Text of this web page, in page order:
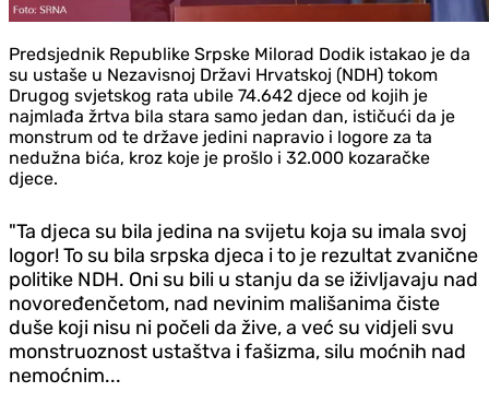
Predsjednik Republike Srpske Milorad Dodik istakao je da
su ustaše u Nezavisnoj Državi Hrvatskoj (NDH) tokom
Drugog svjetskog rata ubile 74.642 djece od kojih je
najmlađa žrtva bila stara samo jedan dan, ističući da je
monstrum od te države jedini napravio i logore za ta
nedužna bića, kroz koje je prošlo i 32.000 kozaračke
djece.
"Ta djeca su bila jedina na svijetu koja su imala svoj
logor! To su bila srpska djeca i to je rezultat zvanične
politike NDH. Oni su bili u stanju da se iživljavaju nad
novoređenčetom, nad nevinim mališanima čiste
duše koji nisu ni počeli da žive, a već su vidjeli svu
monstruoznost ustaštva i fašizma, silu moćnih nad
nemoćnim...